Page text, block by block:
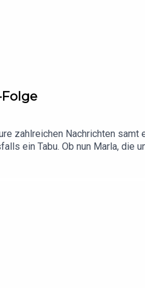
zahlreichen Nachrichten samt
ein Tabu. Ob nun Marla, die
dennoch nicht von ihrer Ärztin
entschieden hat, um ihre
unsere Werbepartner